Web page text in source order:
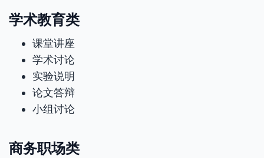
学术教育类
课堂讲座
学术讨论
实验说明
论文答辩
小组讨论
商务职场类